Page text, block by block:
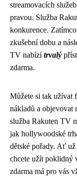
streamovacích
pravou. Služba
konkurence.
zkušební dobu a
TV nabízítrvalý
zdarma.
Můžete si tak užívat
nákladů a objevovat
služba Rakuten TV
jak hollywoodské
dětské pořady. Ať
chcete užít poklidný
zdarma má pro vás